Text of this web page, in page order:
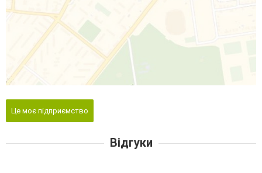
Це моє підприємство
Відгуки